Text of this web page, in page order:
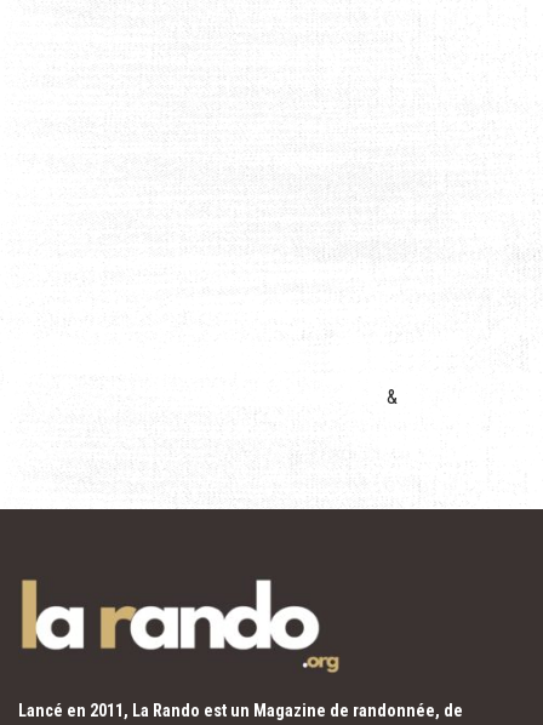
&
Lancé en 2011, La Rando est un Magazine de randonnée, de